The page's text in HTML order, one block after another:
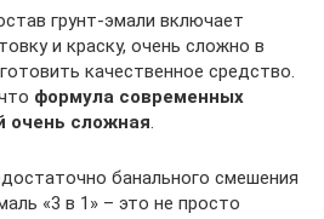
грунт-эмали включает
и краску, очень сложно в
качественное средство.
формула современных
очень сложная.
банального смешения
«3 в 1» – это не просто